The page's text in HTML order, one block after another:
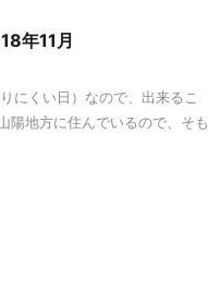
年11月
にくい日）なので、出来るこ
陽地方に住んでいるので、そも